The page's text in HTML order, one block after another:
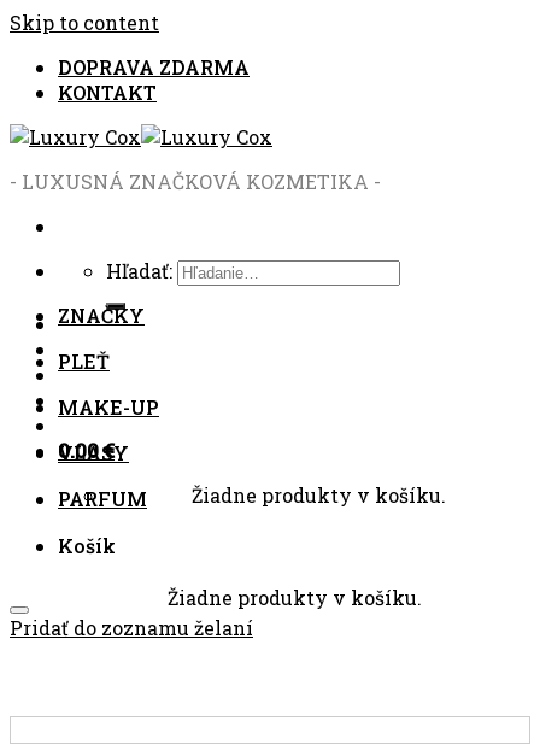
Skip to content
DOPRAVA ZDARMA
KONTAKT
- LUXUSNÁ ZNAČKOVÁ KOZMETIKA -
Hľadať:
0.00€
Žiadne produkty v košíku.
Košík
Žiadne produkty v košíku.
ZNAČKY
PLEŤ
MAKE-UP
VLASY
PARFUM
Pridať do zoznamu želaní